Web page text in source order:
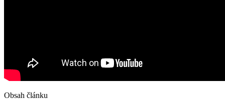
Obsah článku